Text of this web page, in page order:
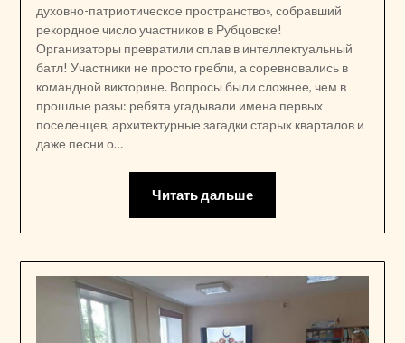
духовно-патриотическое пространство», собравший
рекордное число участников в Рубцовске!
Организаторы превратили сплав в интеллектуальный
батл! Участники не просто гребли, а соревновались в
командной викторине. Вопросы были сложнее, чем в
прошлые разы: ребята угадывали имена первых
поселенцев, архитектурные загадки старых кварталов и
даже песни о…
Читать дальше